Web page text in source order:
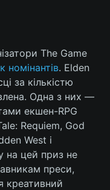
The Game
номінантів. Elden
за кількістю
Одна з них —
екшен-RPG
Requiem, God
West і
на цей приз не
преси,
креативний